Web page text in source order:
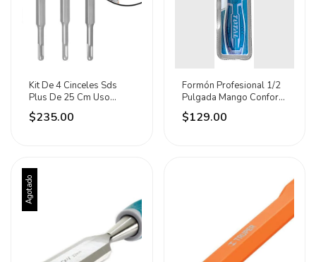
Kit De 4 Cinceles Sds
Plus De 25 Cm Uso
Ligero Adir
$235.00
Formón Profesional 1/2
Pulgada Mango Confort
Grip Total
$129.00
Agotado